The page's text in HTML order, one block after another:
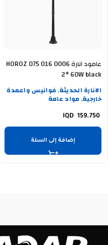
عامود انارة HOROZ 075 016 0006
2* 60W black
الانارة الحديثة, فوانيس واعمدة
خارجية, مواد عامة
159.750
إضافة إلى السلة